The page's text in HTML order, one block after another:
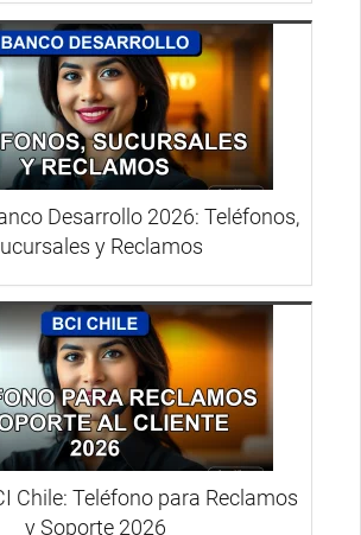
Desarrollo 2026: Teléfonos,
y Reclamos
Chile: Teléfono para Reclamos
y Soporte 2026